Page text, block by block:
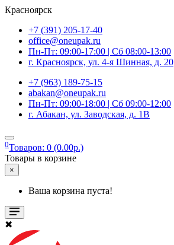
Красноярск
+7 (391) 205-17-40
office@oneupak.ru
Пн-Пт: 09:00-17:00 | Сб 08:00-13:00
г. Красноярск, ул. 4-я Шинная, д. 20
+7 (963) 189-75-15
abakan@oneupak.ru
Пн-Пт: 09:00-18:00 | Сб 09:00-12:00
г. Абакан, ул. Заводская, д. 1В
0Товаров: 0 (0.00р.)
Товары в корзине
×
Ваша корзина пуста!
✖